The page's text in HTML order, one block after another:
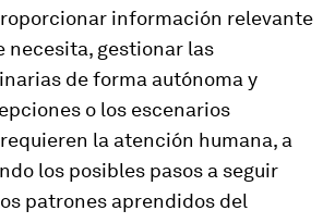
información relevante
necesita, gestionar las
de forma autónoma y
o los escenarios
la atención humana, a
los posibles pasos a seguir
patrones aprendidos del